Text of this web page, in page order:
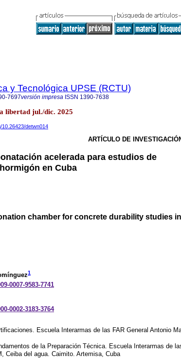
y Tecnológica UPSE (RCTU)
7697versión impresa ISSN 1390-7638
libertad jul./dic. 2025
detwn014
ARTÍCULO DE
acelerada para estudios de
en Cuba
chamber for concrete durability studies in
1
0007-9583-7741
0002-3183-3764
Escuela Interarmas de las FAR General Antonio
de la Preparación Técnica. Escuela Interarmas de
Ceiba del agua. Caimito. Artemisa, Cuba